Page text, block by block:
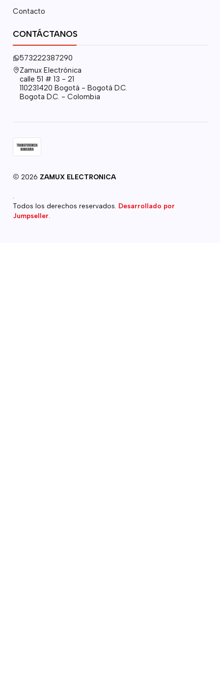
Contacto
CONTÁCTANOS
573222387290
Zamux Electrónica
calle 51 # 13 - 21
110231420 Bogotá - Bogotá D.C.
Bogota D.C. - Colombia
2026 ZAMUX ELECTRONICA
.
Todos los derechos reservados. Desarrollado por
Jumpseller.